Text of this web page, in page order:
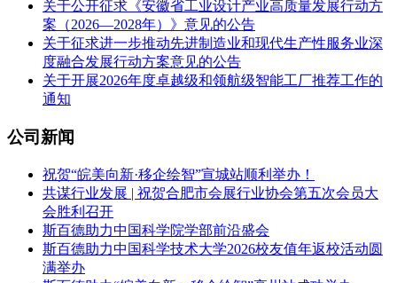
关于公开征求《安徽省工业设计产业高质量发展行动方
案（2026—2028年）》意见的公告
关于征求进一步推动先进制造业和现代生产性服务业深
度融合发展行动方案意见的公告
关于开展2026年度卓越级和领航级智能工厂推荐工作的
通知
公司新闻
祝贺“皖美向新·移企绘智”宣城站顺利举办！
共谋行业发展 | 祝贺合肥市会展行业协会第五次会员大
会胜利召开
斯百德助力中国科学院学部前沿盛会
斯百德助力中国科学技术大学2026校友值年返校活动圆
满举办